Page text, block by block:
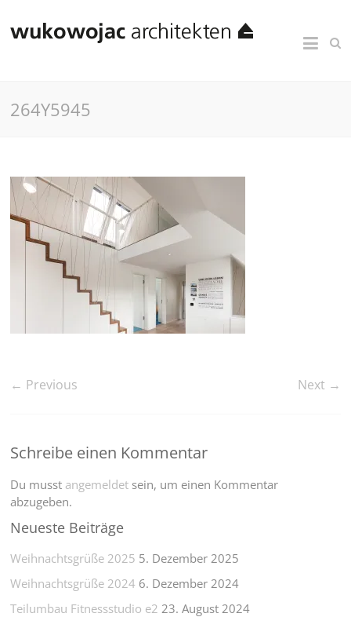
264Y5945
← Previous Next →
Schreibe einen Kommentar
Du musst angemeldet sein, um einen Kommentar
abzugeben.
Neueste Beiträge
Weihnachtsgrüße 2025 5. Dezember 2025
Weihnachtsgrüße 2024 6. Dezember 2024
Teilumbau Fitnessstudio e2 23. August 2024